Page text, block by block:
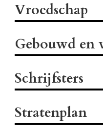
Vroedschap
Gebouwd en
Schrijfsters
Stratenplan